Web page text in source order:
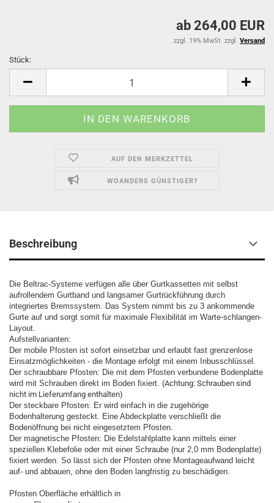
ab 264,00 EUR
zzgl. 19% MwSt. zzgl. Versand
Stück:
AUF DEN MERKZETTEL
WOANDERS GÜNSTIGER?
Beschreibung
Die Beltrac-Systeme verfügen alle über Gurtkassetten mit selbst
aufrollendem Gurtband und langsamer Gurtrückführung durch
integriertes Bremssystem. Das System nimmt bis zu 3 ankommende
Gurte auf und sorgt somit für maximale Flexibilität im Warte-schlangen-
Layout.
Aufstellvarianten:
Der mobile Pfosten ist sofort einsetzbar und erlaubt fast grenzenlose
Einsatzmöglichkeiten - die Montage erfolgt mit einem Inbusschlüssel.
Der schraubbare Pfosten: Die mit dem Pfosten verbundene Bodenplatte
wird mit Schrauben direkt im Boden fixiert. (Achtung: Schrauben sind
nicht im Lieferumfang enthalten)
Der steckbare Pfosten: Er wird einfach in die zugehörige
Bodenhalterung gesteckt. Eine Abdeckplatte verschließt die
Bodenöffnung bei nicht eingesetztem Pfosten.
Der magnetische Pfosten: Die Edelstahlplatte kann mittels einer
speziellen Klebefolie oder mit einer Schraube (nur 2,0 mm Bodenplatte)
fixiert werden. So lässt sich der Pfosten ohne Montageaufwand leicht
auf- und abbauen, ohne den Boden langfristig zu beschädigen.
Pfosten Oberfläche erhältlich in